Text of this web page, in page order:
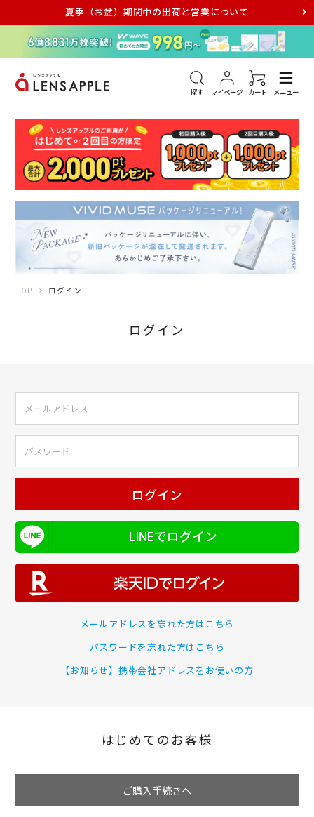
夏季（お盆）期間中の出荷と営業について
探す マイページ カート メニュー
アキュビュー メダリスト メガネ
TOP ログイン
ログイン
ログイン
LINEでログイン
メールアドレスを忘れた方はこちら
パスワードを忘れた方はこちら
【お知らせ】携帯会社アドレスをお使いの方
はじめてのお客様
ご購入手続きへ